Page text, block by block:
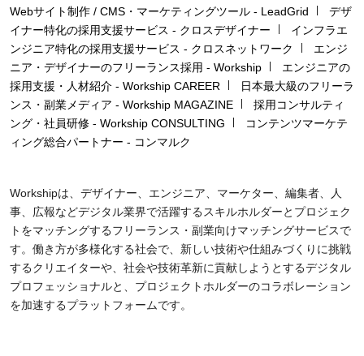
Webサイト制作 / CMS・マーケティングツール - LeadGrid
デザ
イナー特化の採用支援サービス - クロスデザイナー
インフラエ
ンジニア特化の採用支援サービス - クロスネットワーク
エンジ
ニア・デザイナーのフリーランス採用 - Workship
エンジニアの
採用支援・人材紹介 - Workship CAREER
日本最大級のフリーラ
ンス・副業メディア - Workship MAGAZINE
採用コンサルティ
ング・社員研修 - Workship CONSULTING
コンテンツマーケテ
ィング総合パートナー - コンマルク
Workshipは、デザイナー、エンジニア、マーケター、編集者、人
事、広報などデジタル業界で活躍するスキルホルダーとプロジェク
トをマッチングするフリーランス・副業向けマッチングサービスで
す。働き方が多様化する社会で、新しい技術や仕組みづくりに挑戦
するクリエイターや、社会や技術革新に貢献しようとするデジタル
プロフェッショナルと、プロジェクトホルダーのコラボレーション
を加速するプラットフォームです。